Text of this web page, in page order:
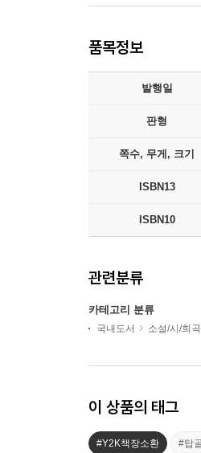
품목정보
발행일
판형
쪽수, 무게, 크기
ISBN13
ISBN10
관련분류
카테고리 분류
국내도서 소설/시/희곡
이 상품의 태그
#Y2K책장소환 #탑